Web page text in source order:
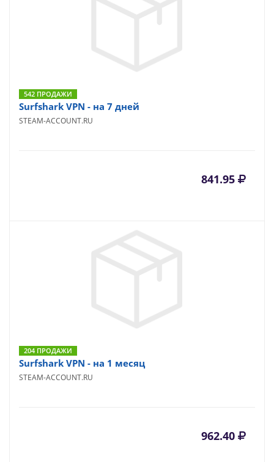
542 ПРОДАЖИ
Surfshark VPN - на 7 дней
STEAM-ACCOUNT.RU
841.95
204 ПРОДАЖИ
Surfshark VPN - на 1 месяц
STEAM-ACCOUNT.RU
962.40